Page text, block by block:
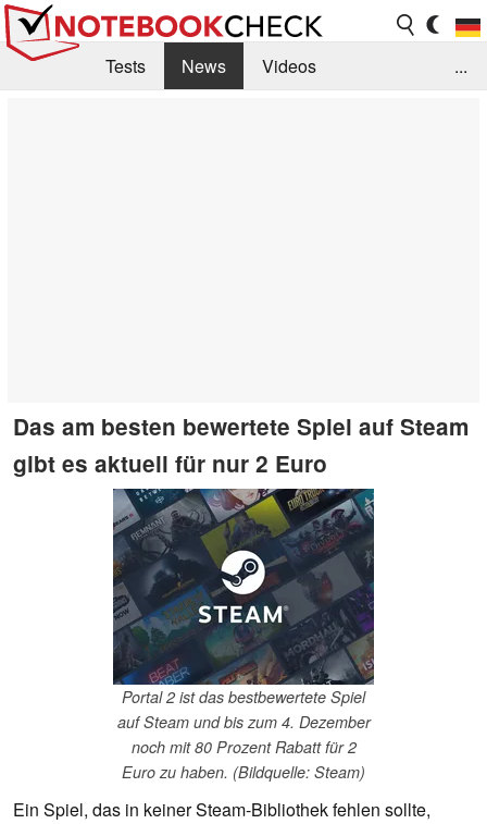
Tests News
Videos
...
Das am besten bewertete Spiel auf Steam
gibt es aktuell für nur 2 Euro
Portal 2 ist das bestbewertete Spiel
auf Steam und bis zum 4. Dezember
noch mit 80 Prozent Rabatt für 2
Euro zu haben. (Bildquelle: Steam)
Ein Spiel, das in keiner Steam-Bibliothek fehlen sollte,